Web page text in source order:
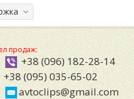
продаж:
+38 (096) 182-28-14
+38 (095) 035-65-02
avtoclips@gmail.com